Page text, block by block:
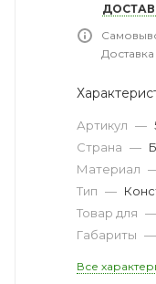
Артикул —
Страна —
Материал
Тип —
Товар для —
Габариты —
Все